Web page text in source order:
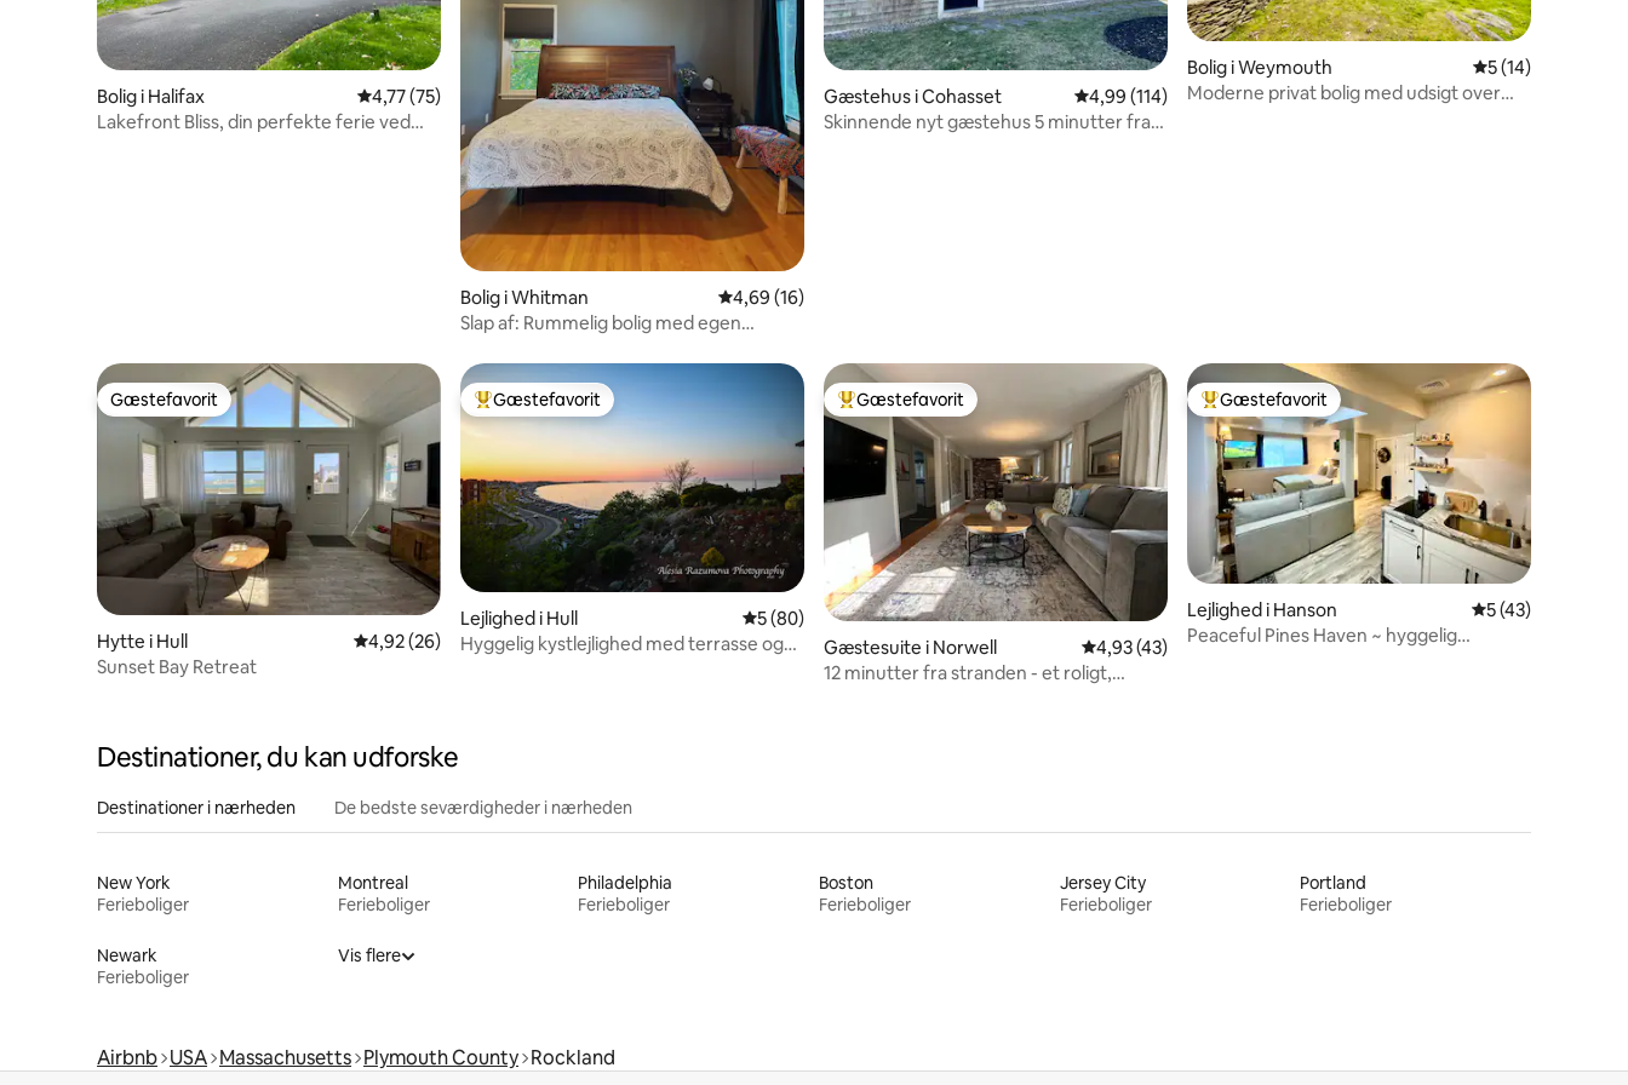
Bolig i Halifax 4,77 ud af 5 i gennemsnitlig bedømmelse, 75 omtaler
4,77 (75)
Lakefront Bliss, din perfekte ferie ved
Bolig i Whitman 4,69 ud af 5 i gennemsnitlig bedømmelse, 16 omtaler
4,69 (16)
Slap af: Rummelig bolig med egen
Gæstehus i Cohasset 4,99 ud af 5 i gennemsnitlig bedømmelse, 114 omtaler
4,99 (114)
Skinnende nyt gæstehus 5 minutter fra
Bolig i Weymouth 5 ud af 5 i
5 (14)
Moderne privat bolig med udsigt over
Gæstefavorit
Gæstefavorit
Hytte i Hull 4,92 ud af 5 i gennemsnitlig bedømmelse, 26 omtaler
4,92 (26)
Sunset Bay Retreat
Bedste gæstefavorit
Gæstefavorit
Lejlighed i Hull 5 ud af 5 i gennemsnitlig bedømmelse, 80 omtaler
5 (80)
Hyggelig kystlejlighed med terrasse og
Bedste gæstefavorit
Gæstefavorit
Gæstesuite i Norwell 4,93 ud af 5 i gennemsnitlig bedømmelse, 43 omtaler
4,93 (43)
12 minutter fra stranden - et roligt,
Bedste gæstefavorit
Gæstefavorit
Lejlighed i Hanson 5 ud af 5 i
5 (43)
Peaceful Pines Haven ~ hyggelig
Destinationer, du kan udforske
Destinationer i nærheden De bedste seværdigheder i nærheden
New York
Ferieboliger
Montreal
Ferieboliger
Philadelphia
Ferieboliger
Boston
Ferieboliger
Jersey City
Ferieboliger
Portland
Ferieboliger
Newark
Ferieboliger
Vis flere
Airbnb USA Massachusetts Plymouth County Rockland